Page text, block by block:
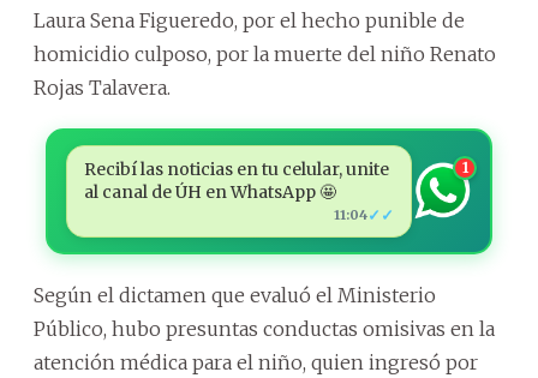
Laura Sena Figueredo, por el hecho punible de
homicidio culposo, por la muerte del niño Renato
Rojas Talavera.
Recibí las noticias en tu celular, unite
al canal de ÚH en WhatsApp 🤩
11:04✓✓
1
Según el dictamen que evaluó el Ministerio
Público, hubo presuntas conductas omisivas en la
atención médica para el niño, quien ingresó por